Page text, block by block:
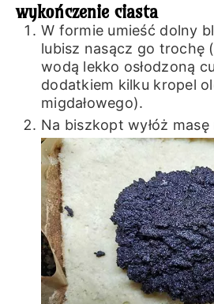
wykończenie ciasta
W formie umieść dolny
lubisz nasącz go trochę
wodą lekko osłodzoną
dodatkiem kilku kropel
migdałowego).
Na biszkopt wyłóż masę